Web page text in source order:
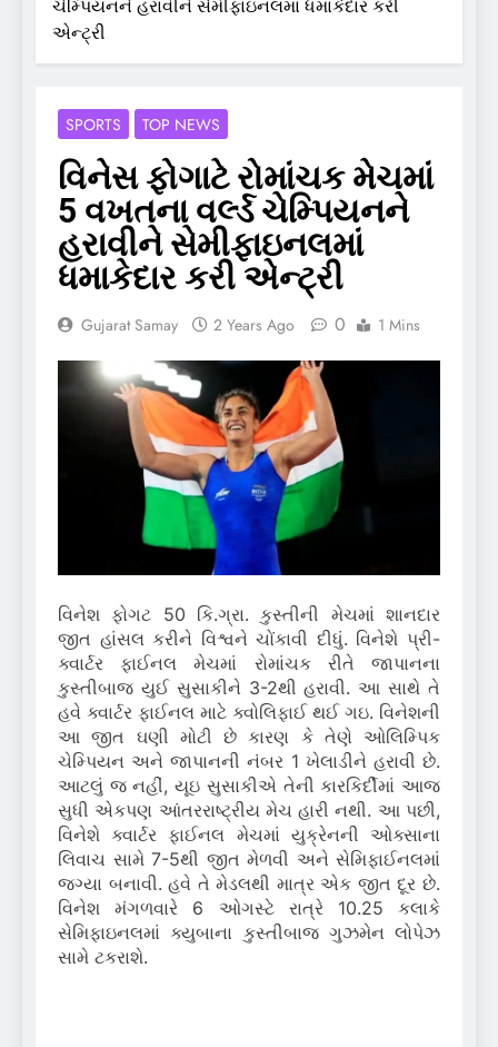
ચેમ્પિયનને હરાવીને સેમીફાઇનલમાં ધમાકેદાર કરી
એન્ટ્રી
SPORTS TOP NEWS
વિનેસ ફોગાટે રોમાંચક મેચમાં
5 વખતના વર્લ્ડ ચેમ્પિયનને
હરાવીને સેમીફાઇનલમાં
ધમાકેદાર કરી એન્ટ્રી
Gujarat Samay 2 Years Ago 0 1 Mins
વિનેશ ફોગટ 50 કિ.ગ્રા. કુસ્તીની મેચમાં શાનદાર
જીત હાંસલ કરીને વિશ્વને ચોંકાવી દીધું. વિનેશે પ્રી-
ક્વાર્ટર ફાઈનલ મેચમાં રોમાંચક રીતે જાપાનના
કુસ્તીબાજ યુઈ સુસાકીને 3-2થી હરાવી. આ સાથે તે
હવે ક્વાર્ટર ફાઈનલ માટે ક્વોલિફાઈ થઈ ગઇ. વિનેશની
આ જીત ઘણી મોટી છે કારણ કે તેણે ઓલિમ્પિક
ચેમ્પિયન અને જાપાનની નંબર 1 ખેલાડીને હરાવી છે.
આટલું જ નહીં, યૂઇ સુસાકીએ તેની કારકિર્દીમાં આજ
સુધી એકપણ આંતરરાષ્ટ્રીય મેચ હારી નથી. આ પછી,
વિનેશે ક્વાર્ટર ફાઈનલ મેચમાં યુક્રેનની ઓક્સાના
લિવાચ સામે 7-5થી જીત મેળવી અને સેમિફાઈનલમાં
જગ્યા બનાવી. હવે તે મેડલથી માત્ર એક જીત દૂર છે.
વિનેશ મંગળવારે 6 ઓગસ્ટે રાત્રે 10.25 કલાકે
સેમિફાઇનલમાં ક્યુબાના કુસ્તીબાજ ગુઝમેન લોપેઝ
સામે ટકરાશે.